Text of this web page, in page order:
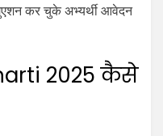
कर चुके अभ्यर्थी आवेदन
2025 कैसे